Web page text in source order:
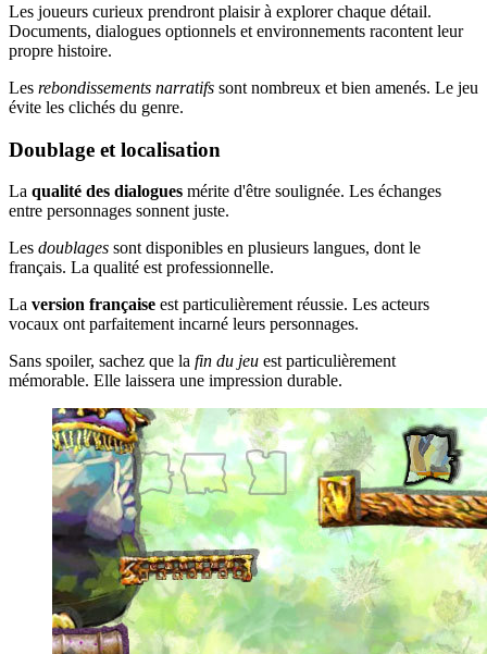
Les joueurs curieux prendront plaisir à explorer chaque détail.
Documents, dialogues optionnels et environnements racontent leur
propre histoire.
Les rebondissements narratifs sont nombreux et bien amenés. Le jeu
évite les clichés du genre.
Doublage et localisation
La qualité des dialogues mérite d'être soulignée. Les échanges
entre personnages sonnent juste.
Les doublages sont disponibles en plusieurs langues, dont le
français. La qualité est professionnelle.
La version française est particulièrement réussie. Les acteurs
vocaux ont parfaitement incarné leurs personnages.
Sans spoiler, sachez que la fin du jeu est particulièrement
mémorable. Elle laissera une impression durable.